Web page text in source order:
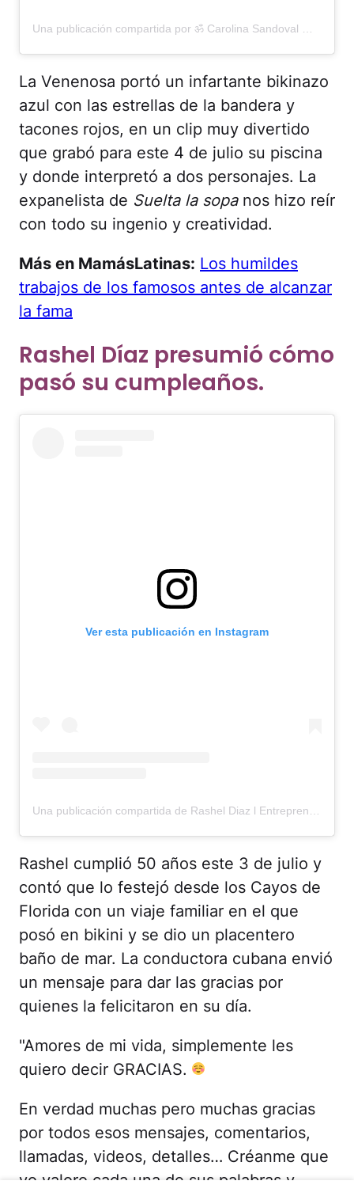
La Venenosa portó un infartante bikinazo
azul con las estrellas de la bandera y
tacones rojos, en un clip muy divertido
que grabó para este 4 de julio su piscina
y donde interpretó a dos personajes. La
expanelista de Suelta la sopanos hizo reír
con todo su ingenio y creatividad.
Más en MamásLatinas: Los humildes
trabajos de los famosos antes de alcanzar
la fama
Rashel Díaz presumió cómo
pasó su cumpleaños.
Ver esta publicación en Instagram
Una publicación compartida de Rashel Diaz l Entrepreneur & Coach de vida (@rasheldiaz)
Rashel cumplió 50 años este 3 de julio y
contó que lo festejó desde los Cayos de
Florida con un viaje familiar en el que
posó en bikini y se dio un placentero
baño de mar. La conductora cubana envió
un mensaje para dar las gracias por
quienes la felicitaron en su día.
"Amores de mi vida, simplemente les
quiero decir GRACIAS.
En verdad muchas pero muchas gracias
por todos esos mensajes, comentarios,
llamadas, videos, detalles… Créanme que
yo valoro cada una de sus palabras y